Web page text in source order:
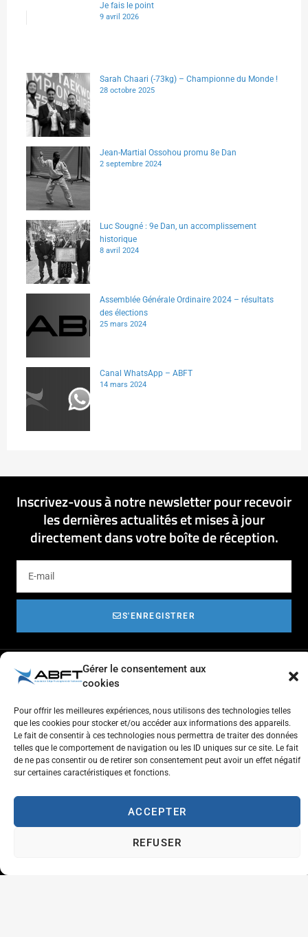
Gérer le consentement aux
cookies
Pour offrir les meilleures expériences, nous utilisons des technologies telles
que les cookies pour stocker et/ou accéder aux informations des appareils.
Le fait de consentir à ces technologies nous permettra de traiter des données
telles que le comportement de navigation ou les ID uniques sur ce site. Le fait
de ne pas consentir ou de retirer son consentement peut avoir un effet négatif
sur certaines caractéristiques et fonctions.
ACCEPTER
REFUSER
Je fais le point
9 avril 2026
Sarah Chaari (-73kg) – Championne du Monde !
28 octobre 2025
Jean-Martial Ossohou promu 8e Dan
2 septembre 2024
Luc Sougné : 9e Dan, un accomplissement
historique
8 avril 2024
Assemblée Générale Ordinaire 2024 – résultats
des élections
25 mars 2024
Canal WhatsApp – ABFT
14 mars 2024
Inscrivez-vous à notre newsletter pour recevoir
les dernières actualités et mises à jour
directement dans votre boîte de réception.
S'ENREGISTRER
Respect de l'autre et estime de soi
Tolérance et générosité
Courtoisie et coopération
Aventure
Plaisir